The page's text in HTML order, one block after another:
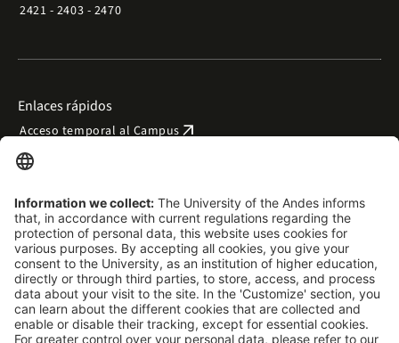
2421 - 2403 - 2470
Enlaces rápidos
Acceso temporal al Campusarrow_outward
Trabaje con nosotros
Preguntas frecuentesarrow_outward
Filantropía y donacionesarrow_outward
Síganos
X